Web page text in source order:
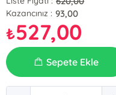
Kazancınız : 93,00
₺527,00
Sepete Ekle